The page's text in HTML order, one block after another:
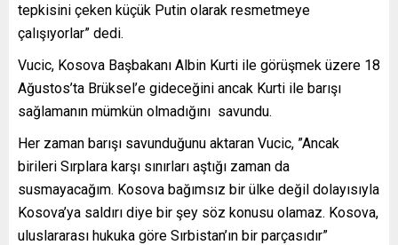
tepkisini çeken küçük Putin olarak resmetmeye
çalışıyorlar” dedi.
Vucic, Kosova Başbakanı Albin Kurti ile görüşmek üzere 18
Ağustos’ta Brüksel’e gideceğini ancak Kurti ile barışı
sağlamanın mümkün olmadığını savundu.
Her zaman barışı savunduğunu aktaran Vucic, ”Ancak
birileri Sırplara karşı sınırları aştığı zaman da
susmayacağım. Kosova bağımsız bir ülke değil dolayısıyla
Kosova’ya saldırı diye bir şey söz konusu olamaz. Kosova,
uluslararası hukuka göre Sırbistan’ın bir parçasıdır”